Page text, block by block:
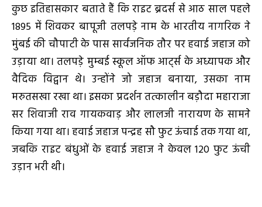
कुछ इतिहासकार बताते हैं कि राइट ब्रदर्स से आठ साल पहले
1895 में शिवकर बापूजी तलपड़े नाम के भारतीय नागरिक ने
मुंबई की चौपाटी के पास सार्वजनिक तौर पर हवाई जहाज को
उड़ाया था। तलपड़े मुम्बई स्कूल ऑफ आर्ट्स के अध्यापक और
वैदिक विद्वान थे। उन्होंने जो जहाज बनाया, उसका नाम
मरुतसखा रखा था। इसका प्रदर्शन तत्कालीन बड़ौदा महाराजा
सर शिवाजी राव गायकवाड़ और लालजी नारायण के सामने
किया गया था। हवाई जहाज पन्द्रह सौ फुट ऊंचाई तक गया था,
जबकि राइट बंधुओं के हवाई जहाज ने केवल 120 फुट ऊंची
उड़ान भरी थी।